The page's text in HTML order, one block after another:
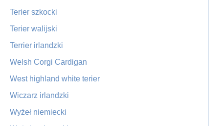
Terier szkocki
Terier walijski
Terrier irlandzki
Welsh Corgi Cardigan
West highland white terier
Wiczarz irlandzki
Wyżeł niemiecki